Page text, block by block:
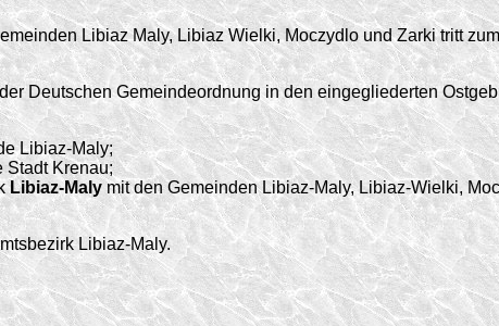
Libiaz Maly, Libiaz Wielki, Moczydlo und Zarki tritt
Deutschen Gemeindeordnung in den eingegliederten
Libiaz-Maly;
Stadt Krenau;
Libiaz-Malymit den Gemeinden Libiaz-Maly, Libiaz-Wielki,
Libiaz-Maly.